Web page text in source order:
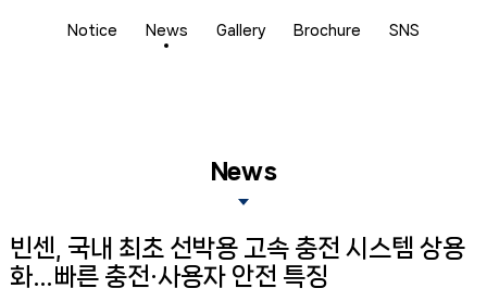
Notice News Gallery Brochure SNS
News
빈센, 국내 최초 선박용 고속 충전 시스템 상용
화…빠른 충전·사용자 안전 특징